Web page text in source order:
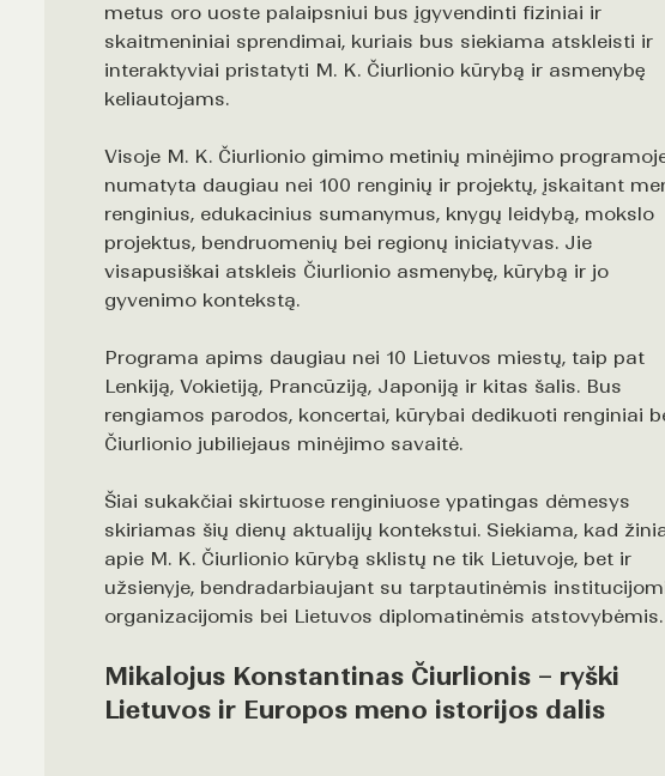
metus oro uoste palaipsniui bus įgyvendinti fiziniai ir
skaitmeniniai sprendimai, kuriais bus siekiama atskleisti ir
interaktyviai pristatyti M. K. Čiurlionio kūrybą ir asmenybę
keliautojams.
Visoje M. K. Čiurlionio gimimo metinių minėjimo
numatyta daugiau nei 100 renginių ir projektų, įskaitant
renginius, edukacinius sumanymus, knygų leidybą, mokslo
projektus, bendruomenių bei regionų iniciatyvas. Jie
visapusiškai atskleis Čiurlionio asmenybę, kūrybą ir jo
gyvenimo kontekstą.
Programa apims daugiau nei 10 Lietuvos miestų, taip pat
Lenkiją, Vokietiją, Prancūziją, Japoniją ir kitas šalis. Bus
rengiamos parodos, koncertai, kūrybai dedikuoti renginiai
Čiurlionio jubiliejaus minėjimo savaitė.
Šiai sukakčiai skirtuose renginiuose ypatingas dėmesys
skiriamas šių dienų aktualijų kontekstui. Siekiama, kad
apie M. K. Čiurlionio kūrybą sklistų ne tik Lietuvoje, bet ir
užsienyje, bendradarbiaujant su tarptautinėmis
organizacijomis bei Lietuvos diplomatinėmis atstovybėmis.
Mikalojus Konstantinas Čiurlionis – ryški
Lietuvos ir Europos meno istorijos dalis